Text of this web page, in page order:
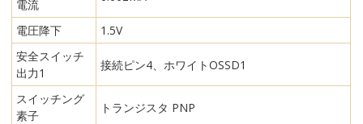
電流
電圧降下
1.5V
安全スイッチ
出力1
接続ピン4、ホワイトOSSD1
スイッチング
素子
トランジスタ PNP